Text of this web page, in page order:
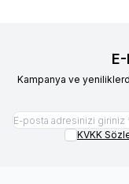
Kampanya ve
KVKK